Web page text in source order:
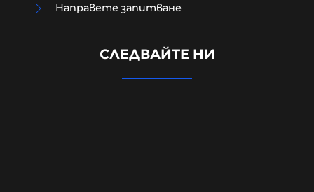
Израелският посланик за
случай. Не разбирам защо се
Направете запитване
СЛЕДВАЙТЕ НИ